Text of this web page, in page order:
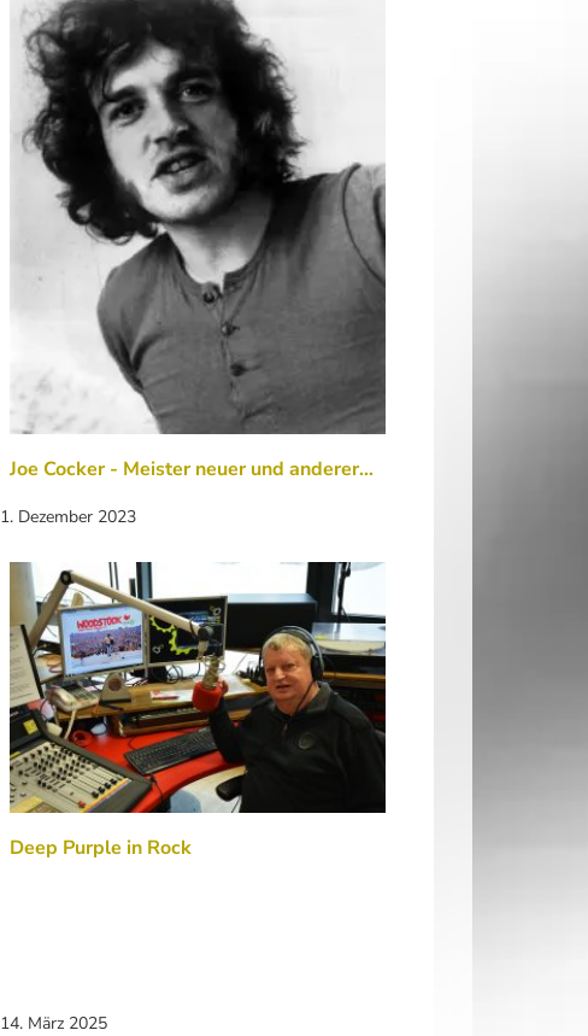
Joe Cocker - Meister neuer und anderer…
1. Dezember 2023
Deep Purple in Rock
14. März 2025